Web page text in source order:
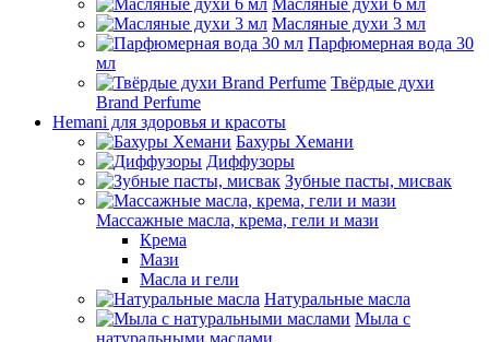
Масляные духи 6 мл
Масляные духи 3 мл
Парфюмерная вода 30
мл
Твёрдые духи
Brand Perfume
Hemani для здоровья и красоты
Бахуры Хемани
Диффузоры
Зубные пасты, мисвак
Массажные масла, крема, гели и мази
Крема
Мази
Масла и гели
Натуральные масла
Мыла с
натуральными маслами